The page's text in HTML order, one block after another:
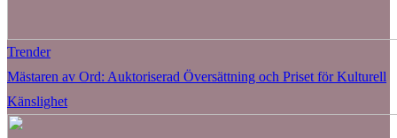
Trender
Mästaren av Ord: Auktoriserad Översättning och Priset för Kulturell
Känslighet